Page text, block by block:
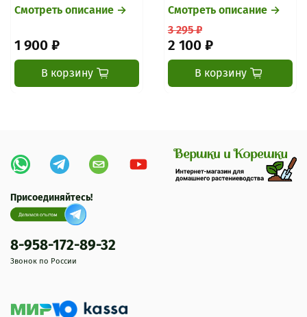
Смотреть описание →
1 900 ₽
В корзину
Смотреть описание →
3 295 ₽
2 100 ₽
В корзину
Присоединяйтесь!
8-958-172-89-32
Звонок по России